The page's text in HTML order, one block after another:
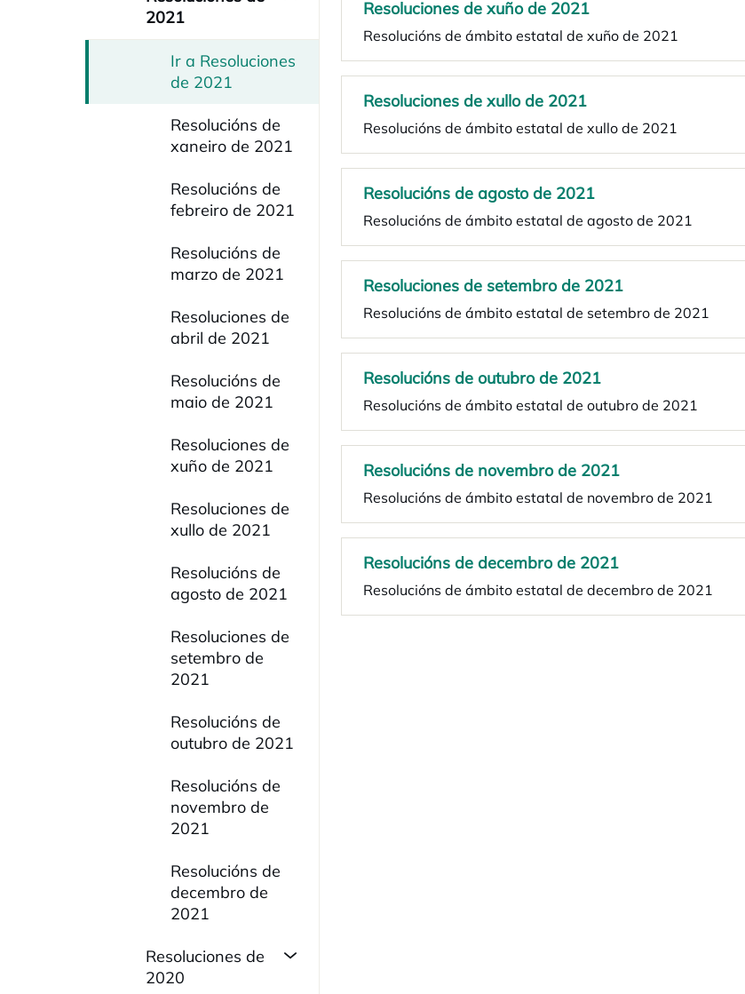
2021
Ir a Resoluciones
de 2021
Resolucións de
xaneiro de 2021
Resolucións de
febreiro de 2021
Resolucións de
marzo de 2021
Resoluciones de
abril de 2021
Resolucións de
maio de 2021
Resoluciones de
xuño de 2021
Resoluciones de
xullo de 2021
Resolucións de
agosto de 2021
Resoluciones de
setembro de
2021
Resolucións de
outubro de 2021
Resolucións de
novembro de
2021
Resolucións de
decembro de
2021
Resoluciones de
2020
Resoluciones de xuño de 2021
Resolucións de ámbito estatal de xuño de 2021
Resoluciones de xullo de 2021
Resolucións de ámbito estatal de xullo de 2021
Resolucións de agosto de 2021
Resolucións de ámbito estatal de agosto de 2021
Resoluciones de setembro de 2021
Resolucións de ámbito estatal de setembro de 2021
Resolucións de outubro de 2021
Resolucións de ámbito estatal de outubro de 2021
Resolucións de novembro de 2021
Resolucións de ámbito estatal de novembro de 2021
Resolucións de decembro de 2021
Resolucións de ámbito estatal de decembro de 2021